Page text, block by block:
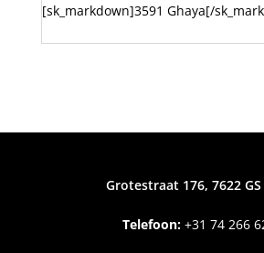
[sk_markdown]3591 Ghaya[/
Grotestraat 176, 7622
Telefoon:+31 74 266